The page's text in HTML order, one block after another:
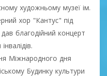
художньому музеї ім.
хор "Кантус" під
благодійний концерт
Міжнародного дня
Будинку культури